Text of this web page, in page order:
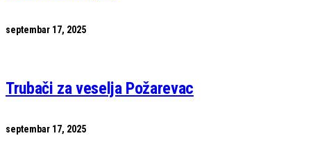
septembar 17, 2025
Trubači za veselja Požarevac
septembar 17, 2025